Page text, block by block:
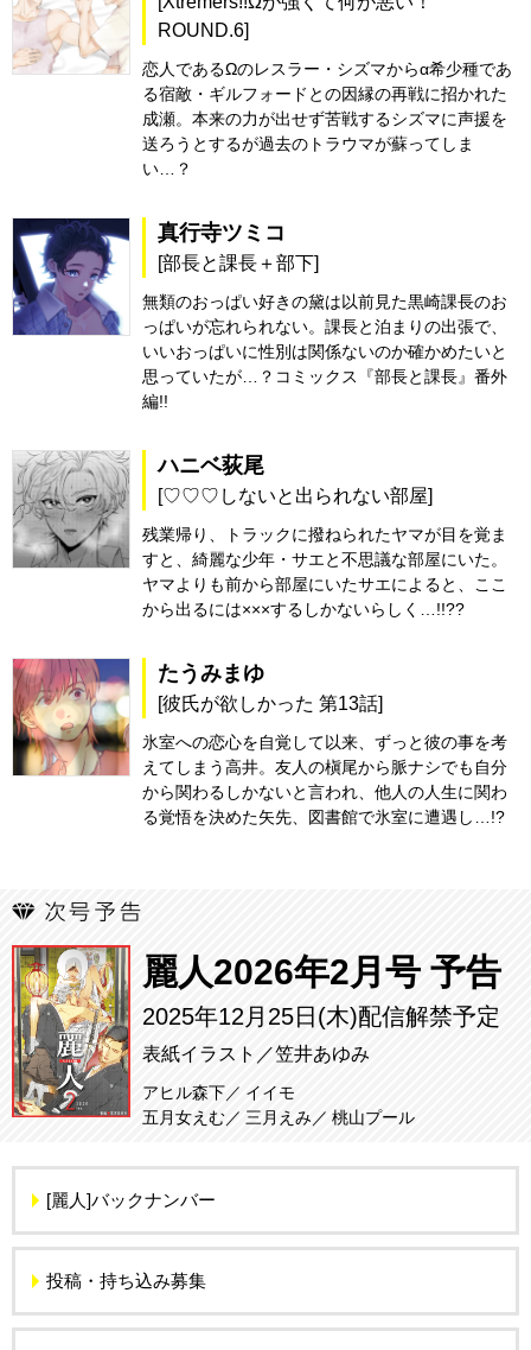
ROUND.6]
恋人であるΩのレスラー・シズマからα希少種であ
る宿敵・ギルフォードとの因縁の再戦に招かれた
成瀬。本来の力が出せず苦戦するシズマに声援を
送ろうとするが過去のトラウマが蘇ってしま
い…？
真行寺ツミコ
[部長と課長＋部下]
無類のおっぱい好きの黛は以前見た黒崎課長のお
っぱいが忘れられない。課長と泊まりの出張で、
いいおっぱいに性別は関係ないのか確かめたいと
思っていたが…？コミックス『部長と課長』番外
編!!
ハニベ荻尾
[♡♡♡しないと出られない部屋]
残業帰り、トラックに撥ねられたヤマが目を覚ま
すと、綺麗な少年・サエと不思議な部屋にいた。
ヤマよりも前から部屋にいたサエによると、ここ
から出るには×××するしかないらしく…!!??
たうみまゆ
[彼氏が欲しかった 第13話]
氷室への恋心を自覚して以来、ずっと彼の事を考
えてしまう高井。友人の槇尾から脈ナシでも自分
から関わるしかないと言われ、他人の人生に関わ
る覚悟を決めた矢先、図書館で氷室に遭遇し…!?
麗人2026年2月号 予告
2025年12月25日(木)配信解禁予定
表紙イラスト／笠井あゆみ
アヒル森下
イイモ
五月女えむ
三月えみ 桃山プール
[麗人]バックナンバー
投稿・持ち込み募集